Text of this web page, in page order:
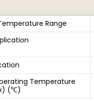
Range
Temperature
(℃)